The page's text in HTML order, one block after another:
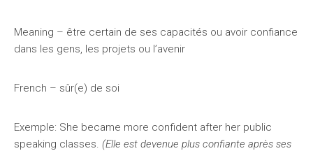
Meaning – être certain de ses capacités ou avoir confiance
dans les gens, les projets ou l’avenir
French – sûr(e) de soi
Exemple: She became more confident after her public
speaking classes. (Elle est devenue plus confiante après ses